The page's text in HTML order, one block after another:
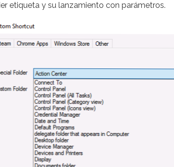
etiqueta y su lanzamiento con parámetros.